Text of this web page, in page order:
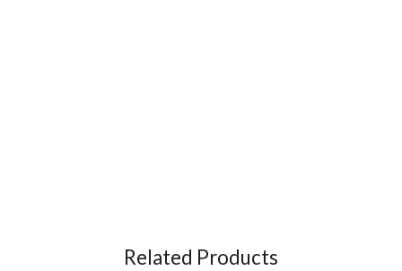
Related Products